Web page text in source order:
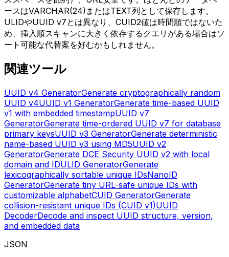
ースはVARCHAR(24)またはTEXT列として保存します。
ULIDやUUID v7とは異なり、CUID2値は時間順ではないた
め、挿入順スキャンに大きく依存するクエリがある場合はソ
ート可能な代替案を好むかもしれません。
関連ツール
UUID v4 GeneratorGenerate cryptographically random
UUID v4UUID v1 GeneratorGenerate time-based UUID
v1 with embedded timestampUUID v7
GeneratorGenerate time-ordered UUID v7 for database
primary keysUUID v3 GeneratorGenerate deterministic
name-based UUID v3 using MD5UUID v2
GeneratorGenerate DCE Security UUID v2 with local
domain and IDULID GeneratorGenerate
lexicographically sortable unique IDsNanoID
GeneratorGenerate tiny URL-safe unique IDs with
customizable alphabetCUID GeneratorGenerate
collision-resistant unique IDs (CUID v1)UUID
DecoderDecode and inspect UUID structure, version,
and embedded data
JSON